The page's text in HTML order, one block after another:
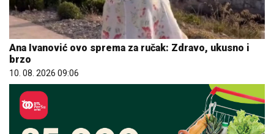
Ana Ivanović ovo sprema za ručak: Zdravo, ukusno i
brzo
10. 08. 2026 09:06